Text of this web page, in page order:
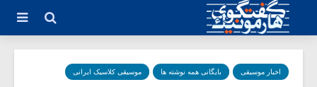
اخبار موسیقی بایگانی همه نوشته ها موسیقی کلاسیک ایرانی